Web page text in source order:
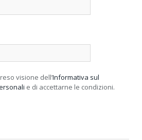
visione dell’Informativa sul
e di accettarne le condizioni.